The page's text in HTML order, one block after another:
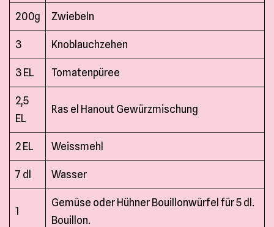
200g Zwiebeln
3 Knoblauchzehen
3 EL Tomatenpüree
2,5
EL
Ras el Hanout Gewürzmischung
2 EL Weissmehl
7 dl Wasser
1
Gemüse oder Hühner Bouillonwürfel für 5 dl.
Bouillon.
Allgemeine Geschäftsbedingungen
Datenschutzerklärung
Impressum